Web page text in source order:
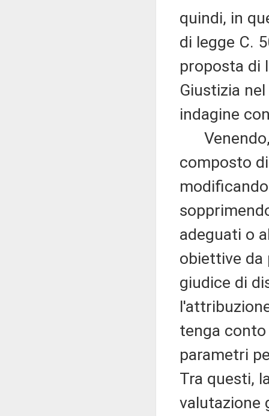
quindi, in
di legge C.
proposta di
Giustizia
indagine
Venendo,
composto
adeguati o
obiettive da
giudice di
tenga
parametri
Tra questi,
valutazione